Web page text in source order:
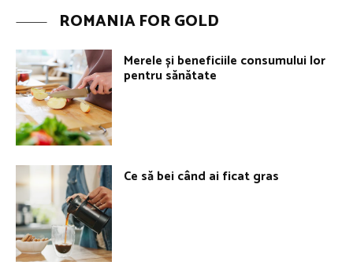
ROMANIA FOR GOLD
Merele și beneficiile consumului lor
pentru sănătate
Ce să bei când ai ficat gras